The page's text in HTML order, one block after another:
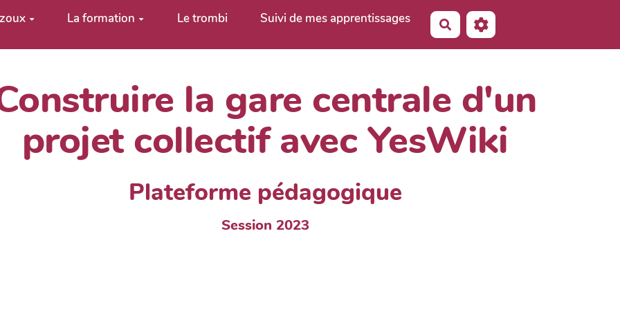
La formation Le trombi Suivi de mes apprentissages Rechercher
la gare centrale d'un
projet collectif avec YesWiki
Plateforme pédagogique
Session 2023